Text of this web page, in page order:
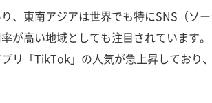
、東南アジアは世界でも特にSNS（ソ
が高い地域としても注目されています
リ「TikTok」の人気が急上昇しており